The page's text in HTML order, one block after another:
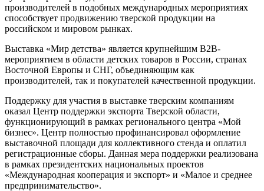
производителей в подобных международных мероприятиях
способствует продвижению тверской продукции на
российском и мировом рынках.
Выставка «Мир детства» является крупнейшим В2В-
мероприятием в области детских товаров в России, странах
Восточной Европы и СНГ, объединяющим как
производителей, так и покупателей качественной продукции.
Поддержку для участия в выставке тверским компаниям
оказал Центр поддержки экспорта Тверской области,
функционирующий в рамках регионального центра «Мой
бизнес». Центр полностью профинансировал оформление
выставочной площади для коллективного стенда и оплатил
регистрационные сборы. Данная мера поддержки реализована
в рамках президентских национальных проектов
«Международная кооперация и экспорт» и «Малое и среднее
предпринимательство».